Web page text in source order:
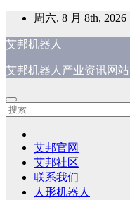
内
周六. 8 月 8th, 2026
艾邦机器人
艾邦机器人产业资讯网站
艾邦官网
艾邦社区
联系我们
人形机器人